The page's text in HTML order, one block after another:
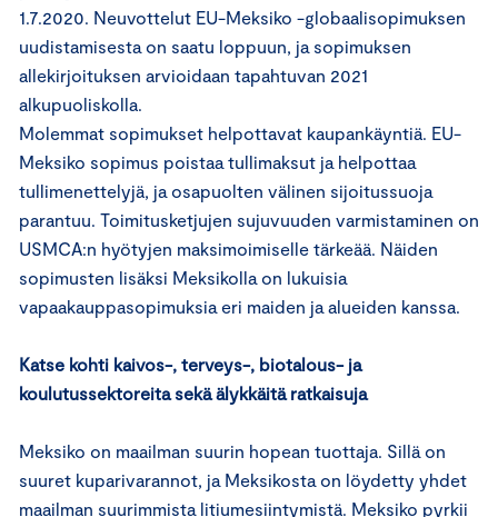
1.7.2020. Neuvottelut EU-Meksiko -globaalisopimuksen
uudistamisesta on saatu loppuun, ja sopimuksen
allekirjoituksen arvioidaan tapahtuvan 2021
alkupuoliskolla.
Molemmat sopimukset helpottavat kaupankäyntiä. EU-
Meksiko sopimus poistaa tullimaksut ja helpottaa
tullimenettelyjä, ja osapuolten välinen sijoitussuoja
parantuu. Toimitusketjujen sujuvuuden varmistaminen on
USMCA:n hyötyjen maksimoimiselle tärkeää. Näiden
sopimusten lisäksi Meksikolla on lukuisia
vapaakauppasopimuksia eri maiden ja alueiden kanssa.
Katse kohti kaivos-, terveys-, biotalous- ja
koulutussektoreita sekä älykkäitä ratkaisuja
Meksiko on maailman suurin hopean tuottaja. Sillä on
suuret kuparivarannot, ja Meksikosta on löydetty yhdet
maailman suurimmista litiumesiintymistä. Meksiko pyrkii